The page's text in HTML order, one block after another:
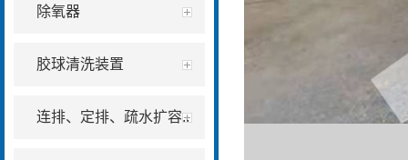
除氧器
胶球清洗装置
连排、定排、疏水扩容..